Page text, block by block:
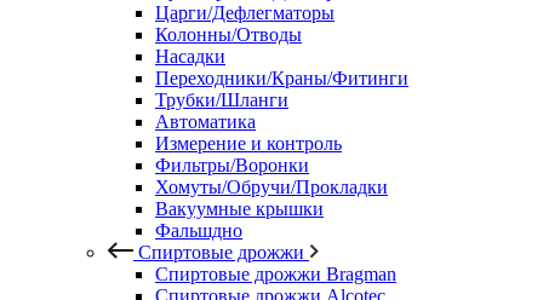
Царги/Дефлегматоры
Колонны/Отводы
Насадки
Переходники/Краны/Фитинги
Трубки/Шланги
Автоматика
Измерение и контроль
Фильтры/Воронки
Хомуты/Обручи/Прокладки
Вакуумные крышки
Фальшдно
Спиртовые дрожжи
Спиртовые дрожжи Bragman
Спиртовые дрожжи Alcotec